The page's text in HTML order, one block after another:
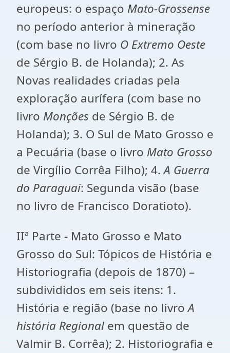
europeus: o espaço Mato-Grossense
no período anterior à mineração
(com base no livro O Extremo Oeste
de Sérgio B. de Holanda); 2. As
Novas realidades criadas pela
exploração aurífera (com base no
livro Monções de Sérgio B. de
Holanda); 3. O Sul de Mato Grosso e
a Pecuária (base o livro Mato Grosso
de Virgílio Corrêa Filho); 4.A Guerra
do Paraguai: Segunda visão (base
no livro de Francisco Doratioto).
IIª Parte - Mato Grosso e Mato
Grosso do Sul: Tópicos de História e
Historiografia (depois de 1870) –
subdivididos em seis itens: 1.
História e região (base no livroA
história Regional em questão de
Valmir B. Corrêa); 2. Historiografia e